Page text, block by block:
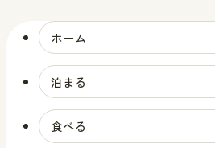
ホーム
泊まる
食べる